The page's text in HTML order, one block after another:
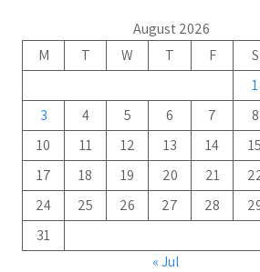
August 2026
M
T W T F S
1
3
4 5 6 7 8
10
11 12 13 14 15
17
18 19 20 21
24
25 26 27 28
31
« Jul